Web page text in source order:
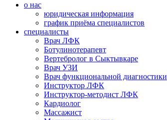
о нас
юридическая информация
график приёма специалистов
специалисты
Врач ЛФК
Ботулинотерапевт
Вертебролог в Сыктывкаре
Врач УЗИ
Врач функциональной диагностики
Инструктор ЛФК
Инструктор-методист ЛФК
Кардиолог
Массажист